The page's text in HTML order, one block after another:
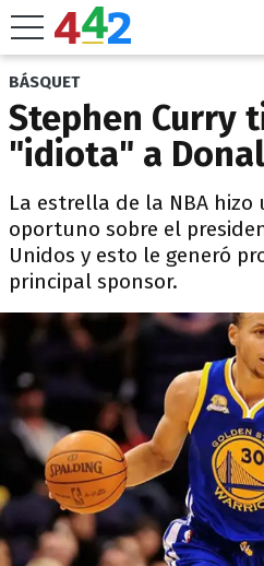
BÁSQUET
Stephen Curry
"idiota" a
La estrella de la NBA
oportuno sobre el
Unidos y esto le generó
principal sponsor.